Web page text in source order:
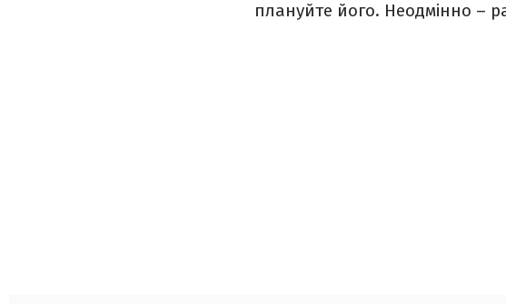
плануйте його. Неодмінно –